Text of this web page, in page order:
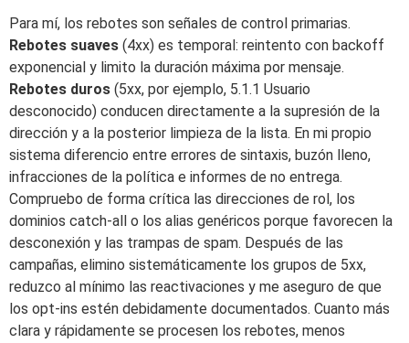
Para mí, los rebotes son señales de control primarias.
Rebotes suaves (4xx) es temporal: reintento con backoff
exponencial y limito la duración máxima por mensaje.
Rebotes duros (5xx, por ejemplo, 5.1.1 Usuario
desconocido) conducen directamente a la supresión de la
dirección y a la posterior limpieza de la lista. En mi propio
sistema diferencio entre errores de sintaxis, buzón lleno,
infracciones de la política e informes de no entrega.
Compruebo de forma crítica las direcciones de rol, los
dominios catch-all o los alias genéricos porque favorecen la
desconexión y las trampas de spam. Después de las
campañas, elimino sistemáticamente los grupos de 5xx,
reduzco al mínimo las reactivaciones y me aseguro de que
los opt-ins estén debidamente documentados. Cuanto más
clara y rápidamente se procesen los rebotes, menos